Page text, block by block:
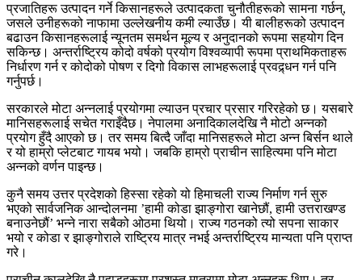
प्रजातिहरू उत्पादन गर्ने किसानहरूले उत्पादकता चुनौतीहरूको सामना गर्छन्,
जसले उनीहरूको नाफामा उल्लेखनीय कमी ल्याउँछ। यी बालीहरूको उत्पादन
बढाउन किसानहरूलाई न्यूनतम समर्थन मूल्य र अनुदानको रूपमा सहयोग दिन
सकिन्छ। अन्तर्राष्ट्रिय कोदो वर्षको प्रयोग विश्वव्यापी रूपमा प्राथमिकताहरू
निर्धारण गर्न र कोदोको पोषण र दिगो विकास लाभहरूलाई प्रवद्र्धन गर्न पनि
गर्नुपर्छ।
सरकारले मोटा अन्नलाई प्रयोगमा ल्याउन प्रचार प्रसार गरिरहेको छ। यसबारे
मानिसहरूलाई सचेत गराइँदैछ। नेपालमा अनादिकालदेखि नै मोटो अन्नको
प्रयोग हुँदै आएको छ। तर समय बित्दै जाँदा मानिसहरूले मोटा अन्न बिर्सन थाले
र यो हाम्रो प्लेटबाट गायब भयो। जबकि हाम्रो प्राचीन साहित्यमा पनि मोटा
अन्नको वर्णन पाइन्छ।
कुनै समय उत्तर प्रदेशको हिस्सा रहेको यो हिमाचली राज्य निर्माण गर्न सुरु
भएको सार्वजनिक आन्दोलनमा ’हामी कोडा झाङ्गोरा खानेछौं, हामी उत्तराखण्ड
बनाउनेछौं’ भन्ने नारा सबैको ओठमा थियो। राज्य गठनको त्यो सपना साकार
भयो र कोडा र झाङ्गोराले राष्ट्रिय मात्र नभई अन्तर्राष्ट्रिय मान्यता पनि प्राप्त
गरे।